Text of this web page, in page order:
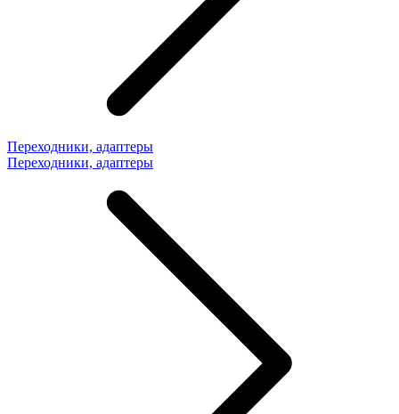
Переходники, адаптеры
Переходники, адаптеры